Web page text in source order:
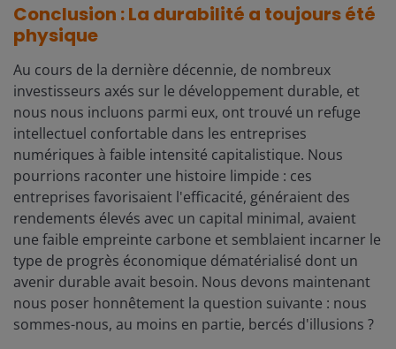
Conclusion : La durabilité a toujours été
physique
Au cours de la dernière décennie, de nombreux
investisseurs axés sur le développement durable, et
nous nous incluons parmi eux, ont trouvé un refuge
intellectuel confortable dans les entreprises
numériques à faible intensité capitalistique. Nous
pourrions raconter une histoire limpide : ces
entreprises favorisaient l'efficacité, généraient des
rendements élevés avec un capital minimal, avaient
une faible empreinte carbone et semblaient incarner le
type de progrès économique dématérialisé dont un
avenir durable avait besoin. Nous devons maintenant
nous poser honnêtement la question suivante : nous
sommes-nous, au moins en partie, bercés d'illusions ?